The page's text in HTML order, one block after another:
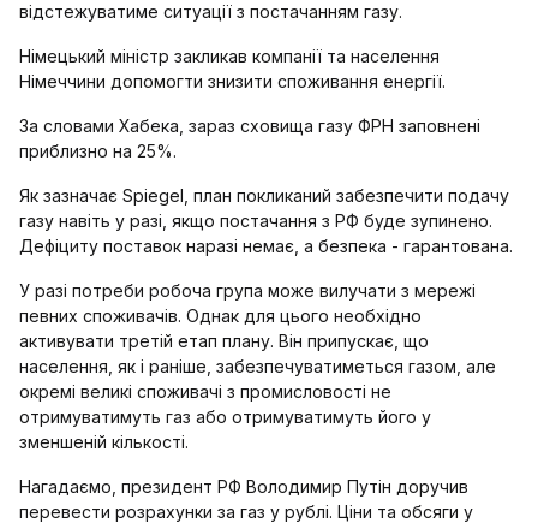
відстежуватиме ситуації з постачанням газу.
Німецький міністр закликав компанії та населення
Німеччини допомогти знизити споживання енергії.
За словами Хабека, зараз сховища газу ФРН заповнені
приблизно на 25%.
Як зазначає Spiegel, план покликаний забезпечити подачу
газу навіть у разі, якщо постачання з РФ буде зупинено.
Дефіциту поставок наразі немає, а безпека - гарантована.
У разі потреби робоча група може вилучати з мережі
певних споживачів. Однак для цього необхідно
активувати третій етап плану. Він припускає, що
населення, як і раніше, забезпечуватиметься газом, але
окремі великі споживачі з промисловості не
отримуватимуть газ або отримуватимуть його у
зменшеній кількості.
Нагадаємо, президент РФ Володимир Путін доручив
перевести розрахунки за газ у рублі. Ціни та обсяги у